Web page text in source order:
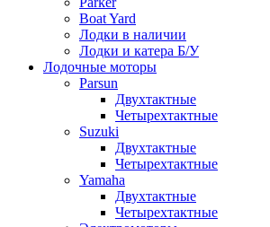
Boat Yard
Лодки в наличии
Лодки и катера Б/У
Лодочные моторы
Parsun
Двухтактные
Четырехтактные
Suzuki
Двухтактные
Четырехтактные
Yamaha
Двухтактные
Четырехтактные